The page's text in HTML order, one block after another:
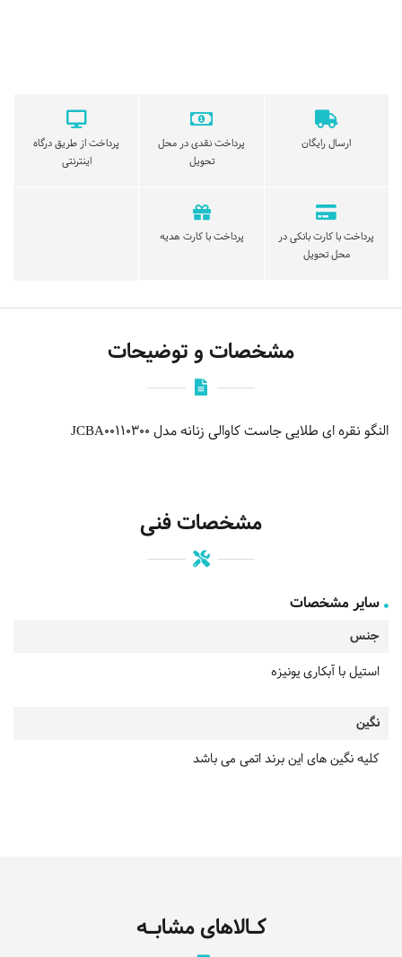
ارسال رایگان
پرداخت نقدی در محل
تحویل
پرداخت از طریق درگاه
اینترنتی
پرداخت با کارت بانکی در
محل تحویل
پرداخت با کارت هدیه
مشخصات و توضیحات
النگو نقره ای طلایی جاست کاوالی زنانه مدل JCBA00110300
مشخصات فنی
سایر مشخصات
جنس
استیل با آبکاری یونیزه
نگین
کلیه نگین های این برند اتمی می باشد
کـالاهای مشابـه